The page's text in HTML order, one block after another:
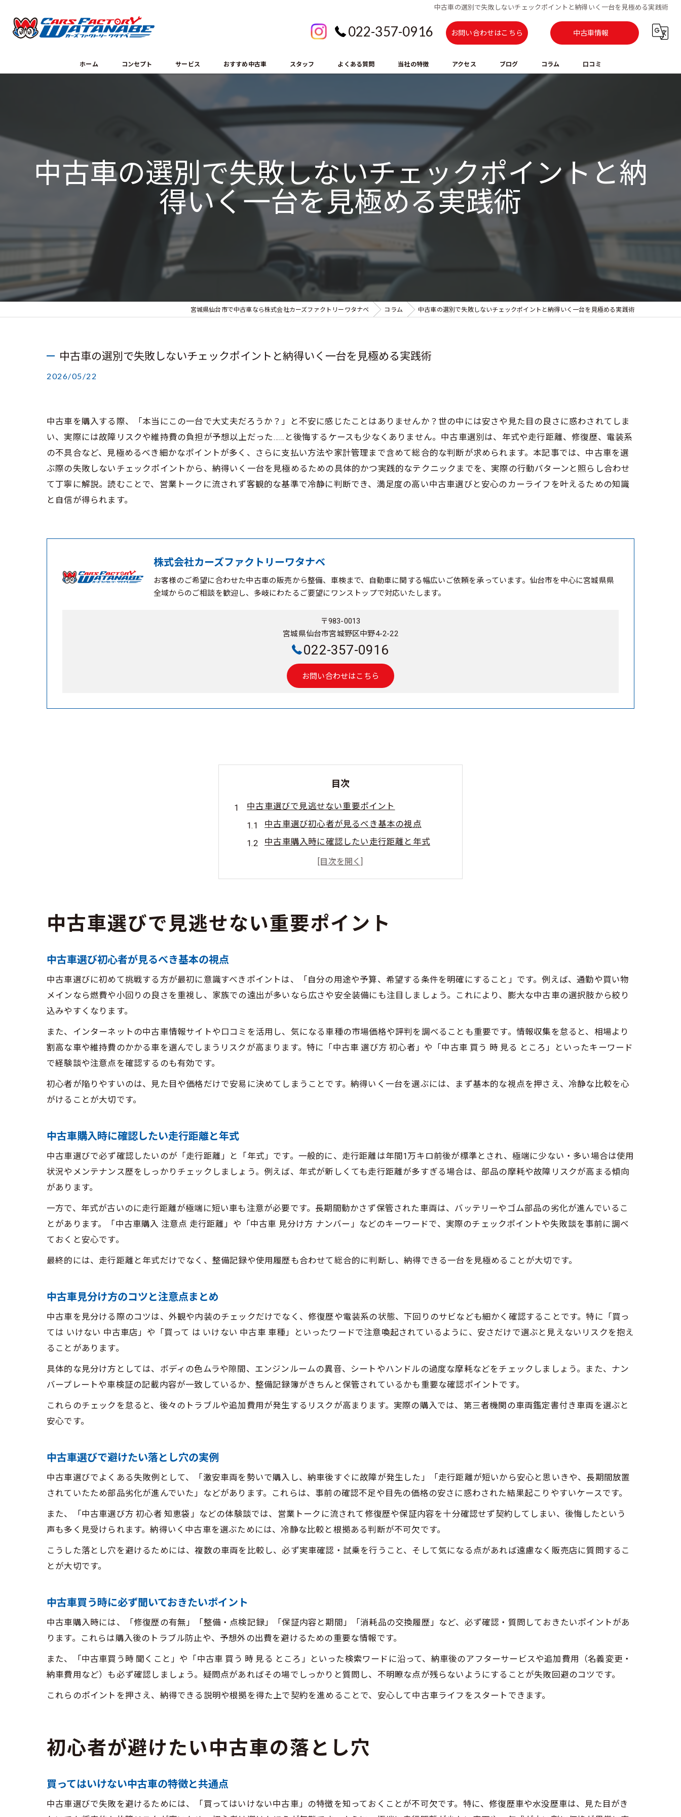
中古車の選別で失敗しないチェックポイントと納得いく一台を見極める実践術
022-357-0916 お問い合わせはこちら 中古車情報
ホーム コンセプト サービス おすすめ中古車 スタッフ よくある質問 当社の特徴
車検
整備
アクセス ブログ コラム 口コミ
中古車の選別で失敗しないチェックポイントと納
得いく一台を見極める実践術
宮城県仙台市で中古車なら株式会社カーズファクトリーワタナベ コラム 中古車の選別で失敗しないチェックポイントと納得いく一台を見極める実践術
中古車の選別で失敗しないチェックポイントと納得いく一台を見極める実践術
2026/05/22
中古車を購入する際、「本当にこの一台で大丈夫だろうか？」と不安に感じたことはありませんか？世の中には安さや見た目の良さに惑わされてしま
い、実際には故障リスクや維持費の負担が予想以上だった……と後悔するケースも少なくありません。中古車選別は、年式や走行距離、修復歴、電装系
の不具合など、見極めるべき細かなポイントが多く、さらに支払い方法や家計管理まで含めて総合的な判断が求められます。本記事では、中古車を選
ぶ際の失敗しないチェックポイントから、納得いく一台を見極めるための具体的かつ実践的なテクニックまでを、実際の行動パターンと照らし合わせ
て丁寧に解説。読むことで、営業トークに流されず客観的な基準で冷静に判断でき、満足度の高い中古車選びと安心のカーライフを叶えるための知識
と自信が得られます。
株式会社カーズファクトリーワタナベ
お客様のご希望に合わせた中古車の販売から整備、車検まで、自動車に関する幅広いご依頼を承っています。仙台市を中心に宮城県県
全域からのご相談を歓迎し、多岐にわたるご要望にワンストップで対応いたします。
〒983-0013
宮城県仙台市宮城野区中野4-2-22
022-357-0916
お問い合わせはこちら
目次
中古車選びで見逃せない重要ポイント
中古車選び初心者が見るべき基本の視点
中古車購入時に確認したい走行距離と年式
中古車見分け方のコツと注意点まとめ
中古車選びで避けたい落とし穴の実例
初心者が避けたい中古車の落とし穴
買ってはいけない中古車の特徴と共通点
中古車選びで見抜くべき車種の弱点
中古車買う時に避けたいトラブル事例
中古車選び初心者向け実践チェックリスト
中古車購入時の見極めポイント徹底解説
中古車選別で役立つ具体的な比較方法
中古車選びで重視すべき年式と走行距離
中古車見分け方で知っておきたい数字の意味
中古車購入時にチェックしたい経年劣化
中古車購入時の判断ポイント徹底解説
中古車選びで後悔しないための視点転換
この中古車で本当に大丈夫か自信を持って選ぶコツ
中古車購入時に迷わないための判断基準
中古車見分け方で後悔しない決断力を養う
中古車選びで見逃せない重要ポイント
中古車選び初心者が見るべき基本の視点
中古車選びに初めて挑戦する方が最初に意識すべきポイントは、「自分の用途や予算、希望する条件を明確にすること」です。例えば、通勤や買い物
メインなら燃費や小回りの良さを重視し、家族での遠出が多いなら広さや安全装備にも注目しましょう。これにより、膨大な中古車の選択肢から絞り
込みやすくなります。
また、インターネットの中古車情報サイトや口コミを活用し、気になる車種の市場価格や評判を調べることも重要です。情報収集を怠ると、相場より
割高な車や維持費のかかる車を選んでしまうリスクが高まります。特に「中古車 選び方 初心者」や「中古車 買う 時 見る ところ」といったキーワード
で経験談や注意点を確認するのも有効です。
初心者が陥りやすいのは、見た目や価格だけで安易に決めてしまうことです。納得いく一台を選ぶには、まず基本的な視点を押さえ、冷静な比較を心
がけることが大切です。
中古車購入時に確認したい走行距離と年式
中古車選びで必ず確認したいのが「走行距離」と「年式」です。一般的に、走行距離は年間1万キロ前後が標準とされ、極端に少ない・多い場合は使用
状況やメンテナンス歴をしっかりチェックしましょう。例えば、年式が新しくても走行距離が多すぎる場合は、部品の摩耗や故障リスクが高まる傾向
があります。
一方で、年式が古いのに走行距離が極端に短い車も注意が必要です。長期間動かさず保管された車両は、バッテリーやゴム部品の劣化が進んでいるこ
とがあります。「中古車購入 注意点 走行距離」や「中古車 見分け方 ナンバー」などのキーワードで、実際のチェックポイントや失敗談を事前に調べ
ておくと安心です。
最終的には、走行距離と年式だけでなく、整備記録や使用履歴も合わせて総合的に判断し、納得できる一台を見極めることが大切です。
中古車見分け方のコツと注意点まとめ
中古車を見分ける際のコツは、外観や内装のチェックだけでなく、修復歴や電装系の状態、下回りのサビなども細かく確認することです。特に「買っ
ては いけない 中古車店」や「買って は いけない 中古車 車種」といったワードで注意喚起されているように、安さだけで選ぶと見えないリスクを抱え
ることがあります。
具体的な見分け方としては、ボディの色ムラや隙間、エンジンルームの異音、シートやハンドルの過度な摩耗などをチェックしましょう。また、ナン
バープレートや車検証の記載内容が一致しているか、整備記録簿がきちんと保管されているかも重要な確認ポイントです。
これらのチェックを怠ると、後々のトラブルや追加費用が発生するリスクが高まります。実際の購入では、第三者機関の車両鑑定書付き車両を選ぶと
安心です。
中古車選びで避けたい落とし穴の実例
中古車選びでよくある失敗例として、「激安車両を勢いで購入し、納車後すぐに故障が発生した」「走行距離が短いから安心と思いきや、長期間放置
されていたため部品劣化が進んでいた」などがあります。これらは、事前の確認不足や目先の価格の安さに惑わされた結果起こりやすいケースです。
また、「中古車選び方 初心者 知恵袋」などの体験談では、営業トークに流されて修復歴や保証内容を十分確認せず契約してしまい、後悔したという
声も多く見受けられます。納得いく中古車を選ぶためには、冷静な比較と根拠ある判断が不可欠です。
こうした落とし穴を避けるためには、複数の車両を比較し、必ず実車確認・試乗を行うこと、そして気になる点があれば遠慮なく販売店に質問するこ
とが大切です。
中古車買う時に必ず聞いておきたいポイント
中古車購入時には、「修復歴の有無」「整備・点検記録」「保証内容と期間」「消耗品の交換履歴」など、必ず確認・質問しておきたいポイントがあ
ります。これらは購入後のトラブル防止や、予想外の出費を避けるための重要な情報です。
また、「中古車買う時 聞くこと」や「中古車 買う 時 見る ところ」といった検索ワードに沿って、納車後のアフターサービスや追加費用（名義変更・
納車費用など）も必ず確認しましょう。疑問点があればその場でしっかりと質問し、不明瞭な点が残らないようにすることが失敗回避のコツです。
これらのポイントを押さえ、納得できる説明や根拠を得た上で契約を進めることで、安心して中古車ライフをスタートできます。
初心者が避けたい中古車の落とし穴
買ってはいけない中古車の特徴と共通点
中古車選びで失敗を避けるためには、「買ってはいけない中古車」の特徴を知っておくことが不可欠です。特に、修復歴車や水没歴車は、見た目がき